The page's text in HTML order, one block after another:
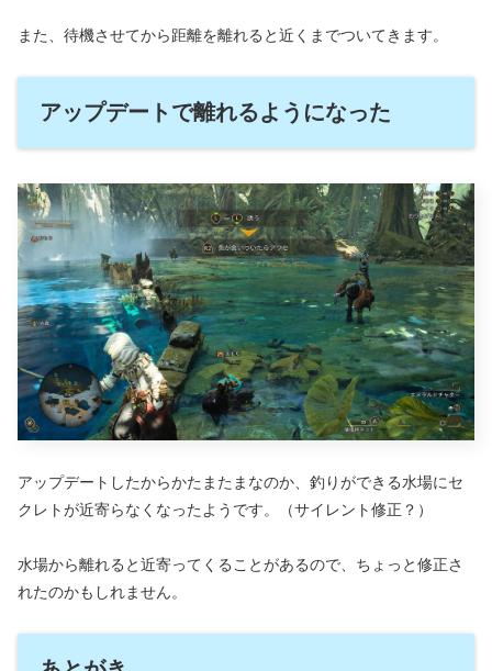
また、待機させてから距離を離れると近くまでついてきます。
アップデートで離れるようになった
アップデートしたからかたまたまなのか、釣りができる水場にセ
クレトが近寄らなくなったようです。（サイレント修正？）
水場から離れると近寄ってくることがあるので、ちょっと修正さ
れたのかもしれません。